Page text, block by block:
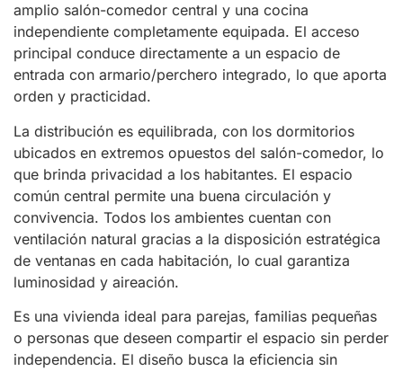
amplio salón-comedor central y una cocina
independiente completamente equipada. El acceso
principal conduce directamente a un espacio de
entrada con armario/perchero integrado, lo que aporta
orden y practicidad.
La distribución es equilibrada, con los dormitorios
ubicados en extremos opuestos del salón-comedor, lo
que brinda privacidad a los habitantes. El espacio
común central permite una buena circulación y
convivencia. Todos los ambientes cuentan con
ventilación natural gracias a la disposición estratégica
de ventanas en cada habitación, lo cual garantiza
luminosidad y aireación.
Es una vivienda ideal para parejas, familias pequeñas
o personas que deseen compartir el espacio sin perder
independencia. El diseño busca la eficiencia sin